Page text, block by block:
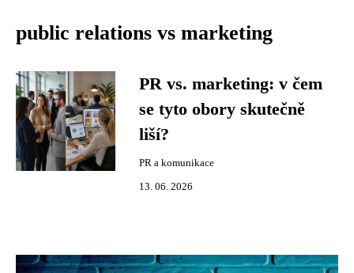
public relations vs marketing
PR vs. marketing: v čem
se tyto obory skutečně
liší?
PR a komunikace
13. 06. 2026